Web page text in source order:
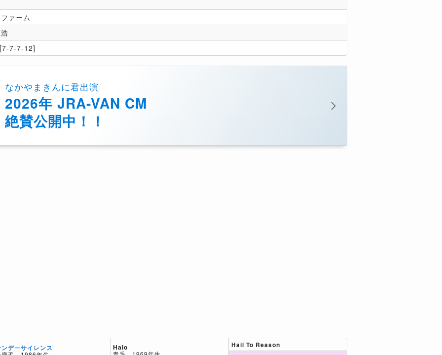
ァーム
7-7-12]
なかやまきんに君出演
2026年 JRA-VAN CM
絶賛公開中！！
デーサイレンス Halo
Hail To Reason